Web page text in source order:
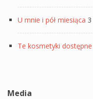
U mnie i pół miesiąca
Te kosmetyki
Media